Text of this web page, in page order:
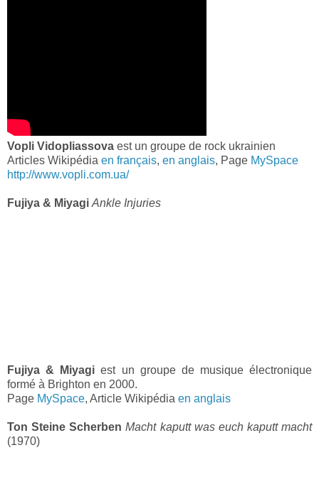
Vopli Vidopliassova est un groupe de rock ukrainien
Articles Wikipédia en français, en anglais, Page MySpace
http://www.vopli.com.ua/
Fujiya & Miyagi Ankle Injuries
Fujiya & Miyagi est un groupe de musique électronique
formé à Brighton en 2000.
Page MySpace, Article Wikipédia en anglais
Ton Steine Scherben Macht kaputt was euch kaputt macht
(1970)